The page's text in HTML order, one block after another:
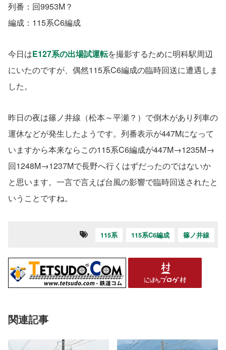
列番：回9953M？
編成：115系C6編成
今日はE127系の出場試運転を撮影するために明科駅周辺
にいたのですが、偶然115系C6編成の臨時回送に遭遇しま
した。
昨日の夜は篠ノ井線（松本～平瀬？）で倒木があり列車の
運休などが発生したようです。列番表示が447Mになって
いますから本来ならこの115系C6編成が447M→1235M→
回1248M→1237Mで長野へ行くはずだったのではないか
と思います。一言で言えば台風の影響で臨時回送されたと
いうことですね。
115系 115系C6編成 篠ノ井線
関連記事